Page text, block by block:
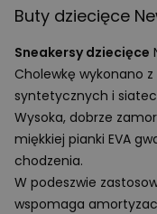
Buty dziecięce
Sneakersy dziecięce
Cholewkę wykonano
syntetycznych i
Wysoka, dobrze
miękkiej pianki EVA
chodzenia.
W podeszwie
wspomaga